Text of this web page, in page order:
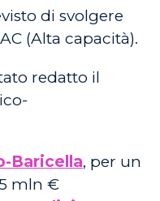
di svolgere
(Alta capacità).
redatto il
Baricella, per un
mln €